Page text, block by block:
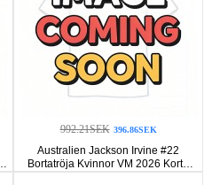
992.21SEK 396.86SEK
Australien Jackson Irvine #22
Bortatröja Kvinnor VM 2026 Korta
ärmar